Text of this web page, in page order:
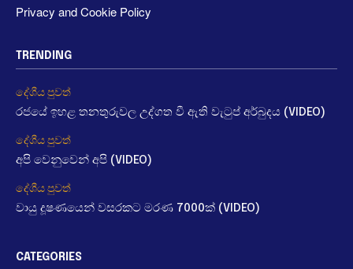
Privacy and Cookie Policy
TRENDING
දේශීය පුවත්
රජයේ ඉහළ තනතුරුවල උද්ගත වී ඇති වැටුප් අර්බුදය (VIDEO)
දේශීය පුවත්
අපි වෙනුවෙන් අපි (VIDEO)
දේශීය පුවත්
වායු දූෂණයෙන් වසරකට මරණ 7000ක් (VIDEO)
CATEGORIES